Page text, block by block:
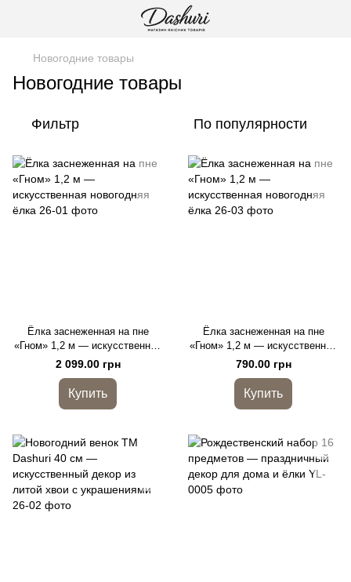
Новогодние товары
Новогодние товары
Фильтр По популярности
Ёлка заснеженная на пне
«Гном» 1,2 м — искусственная
новогодняя ёлка
2 099.00 грн
Купить
Ёлка заснеженная на пне
«Гном» 1,2 м — искусственная
новогодняя ёлка
790.00 грн
Купить